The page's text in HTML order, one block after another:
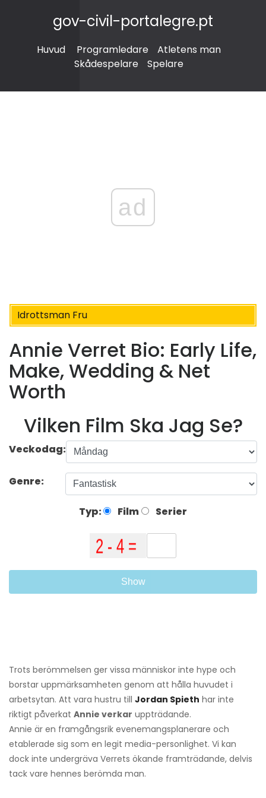
gov-civil-portalegre.pt
Huvud Programledare
Atletens man
Skådespelare
Spelare
ad
Idrottsman Fru
Annie Verret Bio: Early Life,
Make, Wedding & Net
Worth
Vilken Film Ska Jag Se?
Veckodag:
Genre:
Typ: Film Serier
Show
Trots berömmelsen ger vissa människor inte hype och
borstar uppmärksamheten genom att hålla huvudet i
arbetsytan. Att vara hustru till Jordan Spieth har inte
riktigt påverkat Annie verkar uppträdande.
Annie är en framgångsrik evenemangsplanerare och
etablerade sig som en legit media-personlighet. Vi kan
dock inte undergräva Verrets ökande framträdande, delvis
tack vare hennes berömda man.